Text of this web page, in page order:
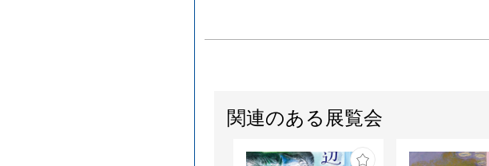
関連のある展覧会